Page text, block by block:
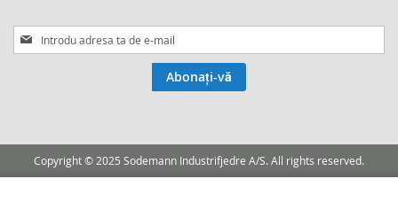
Inscrieti-
va
Abonați-vă
Copyright © 2025 Sodemann Industrifjedre A/S. All rights reserved.